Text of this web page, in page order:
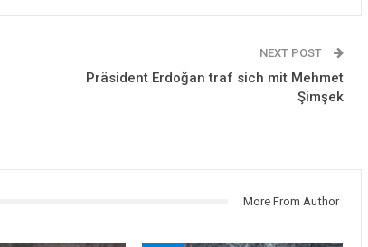
NEXT POST
Präsident Erdoğan traf sich mit Mehmet
Şimşek
More From Author